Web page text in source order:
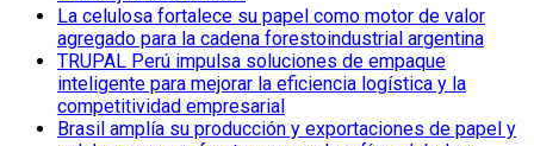
La celulosa fortalece su papel como motor de valor
agregado para la cadena forestoindustrial argentina
TRUPAL Perú impulsa soluciones de empaque
inteligente para mejorar la eficiencia logística y la
competitividad empresarial
Brasil amplía su producción y exportaciones de papel y